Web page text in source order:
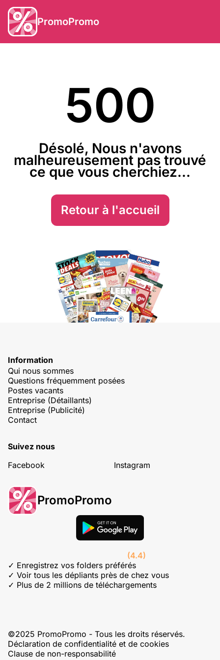
PromoPromo
500
Désolé, Nous n'avons
malheureusement pas trouvé
ce que vous cherchiez...
Retour à l'accueil
Information
Qui nous sommes
Questions fréquemment posées
Postes vacants
Entreprise (Détaillants)
Entreprise (Publicité)
Contact
Suivez nous
Facebook
Instagram
PromoPromo
(4.4)
✓ Enregistrez vos folders préférés
✓ Voir tous les dépliants près de chez vous
✓ Plus de 2 millions de téléchargements
©2025 PromoPromo - Tous les droits réservés.
Déclaration de confidentialité et de cookies
Clause de non-responsabilité